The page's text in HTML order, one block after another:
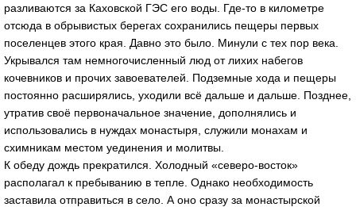
разливаются за Каховской ГЭС его воды. Где-то в километре
отсюда в обрывистых берегах сохранились пещеры первых
поселенцев этого края. Давно это было. Минули с тех пор века.
Укрывался там немногочисленный люд от лихих набегов
кочевников и прочих завоевателей. Подземные хода и пещеры
постоянно расширялись, уходили всё дальше и дальше. Позднее,
утратив своё первоначальное значение, дополнялись и
использовались в нуждах монастыря, служили монахам и
схимникам местом уединения и молитвы.
К обеду дождь прекратился. Холодный «северо-восток»
располагал к пребыванию в тепле. Однако необходимость
заставила отправиться в село. А оно сразу за монастырской